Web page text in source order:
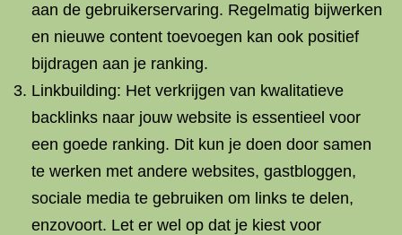
aan de gebruikerservaring. Regelmatig bijwerken
en nieuwe content toevoegen kan ook positief
bijdragen aan je ranking.
Linkbuilding: Het verkrijgen van kwalitatieve
backlinks naar jouw website is essentieel voor
een goede ranking. Dit kun je doen door samen
te werken met andere websites, gastbloggen,
sociale media te gebruiken om links te delen,
enzovoort. Let er wel op dat je kiest voor